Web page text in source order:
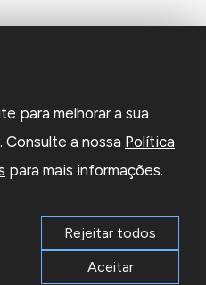
para melhorar a sua
a nossa Política
para mais informações.
Rejeitar todos
Aceitar